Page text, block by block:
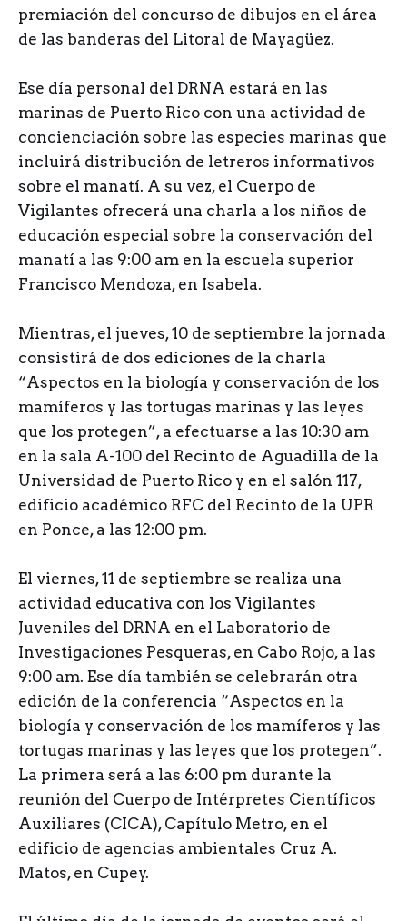
premiación del concurso de dibujos en el área
de las banderas del Litoral de Mayagüez.
Ese día personal del DRNA estará en las
marinas de Puerto Rico con una actividad de
concienciación sobre las especies marinas que
incluirá distribución de letreros informativos
sobre el manatí. A su vez, el Cuerpo de
Vigilantes ofrecerá una charla a los niños de
educación especial sobre la conservación del
manatí a las 9:00 am en la escuela superior
Francisco Mendoza, en Isabela.
Mientras, el jueves, 10 de septiembre la jornada
consistirá de dos ediciones de la charla
“Aspectos en la biología y conservación de los
mamíferos y las tortugas marinas y las leyes
que los protegen”, a efectuarse a las 10:30 am
en la sala A-100 del Recinto de Aguadilla de la
Universidad de Puerto Rico y en el salón 117,
edificio académico RFC del Recinto de la UPR
en Ponce, a las 12:00 pm.
El viernes, 11 de septiembre se realiza una
actividad educativa con los Vigilantes
Juveniles del DRNA en el Laboratorio de
Investigaciones Pesqueras, en Cabo Rojo, a las
9:00 am. Ese día también se celebrarán otra
edición de la conferencia “Aspectos en la
biología y conservación de los mamíferos y las
tortugas marinas y las leyes que los protegen”.
La primera será a las 6:00 pm durante la
reunión del Cuerpo de Intérpretes Científicos
Auxiliares (CICA), Capítulo Metro, en el
edificio de agencias ambientales Cruz A.
Matos, en Cupey.